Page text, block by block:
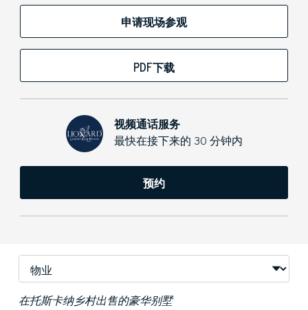
申请现场参观
PDF下载
视频通话服务
最快在接下来的 30 分钟内
预约
在托斯卡纳乡村出售的豪华别墅